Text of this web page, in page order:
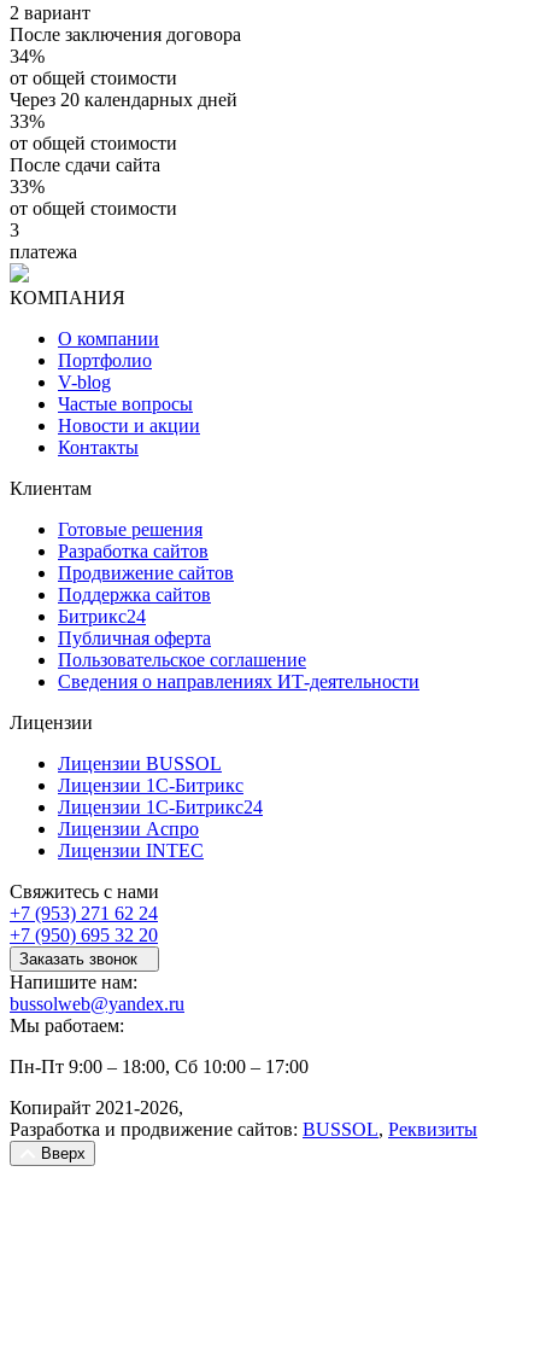
2 вариант
После заключения договора
34%
от общей стоимости
Через 20 календарных дней
33%
от общей стоимости
После сдачи сайта
33%
от общей стоимости
3
платежа
КОМПАНИЯ
О компании
Портфолио
V-blog
Частые вопросы
Новости и акции
Контакты
Клиентам
Готовые решения
Разработка сайтов
Продвижение сайтов
Поддержка сайтов
Битрикс24
Публичная оферта
Пользовательское соглашение
Сведения о направлениях ИТ-деятельности
Лицензии
Лицензии BUSSOL
Лицензии 1С-Битрикс
Лицензии 1С-Битрикс24
Лицензии Аспро
Лицензии INTEC
Свяжитесь с нами
+7 (953) 271 62 24
+7 (950) 695 32 20
Заказать звонок
Напишите нам:
bussolweb@yandex.ru
Мы работаем:
Пн-Пт 9:00 – 18:00, Сб 10:00 – 17:00
Копирайт 2021-2026,
Разработка и продвижение сайтов: BUSSOL, Реквизиты
Вверх